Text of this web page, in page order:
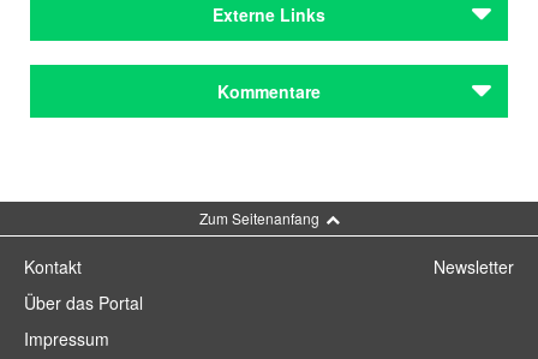
Ehrlich, Roman
Autoren
Schwabenakademie Irsee
Institutionen
e.V.
Schwabenakademie Irsee
Externe Links
Kommentare
Zum Seitenanfang
Kontakt
Über das Portal
Impressum
Newsletter